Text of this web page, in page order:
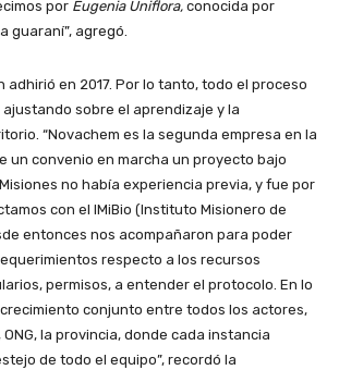
por Eugenia Uniflora, conocida por
guaraní”, agregó.
adhirió en 2017. Por lo tanto, todo el proceso
sobre el aprendizaje y la
“Novachem es la segunda empresa en la
un convenio en marcha un proyecto bajo
no había experiencia previa, y fue por
con el IMiBio (Instituto Misionero de
entonces nos acompañaron para poder
respecto a los recursos
permisos, a entender el protocolo. En lo
conjunto entre todos los actores,
la provincia, donde cada instancia
de todo el equipo”, recordó la